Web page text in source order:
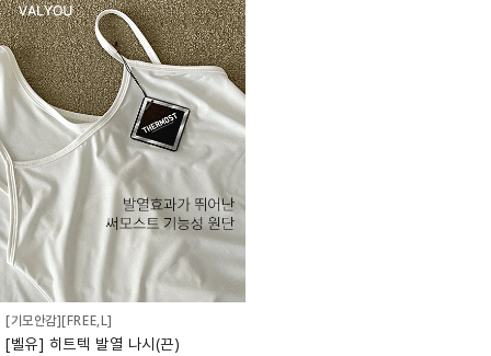
[기모안감][FREE,L]
[벨유] 히트텍 발열 나시(끈)